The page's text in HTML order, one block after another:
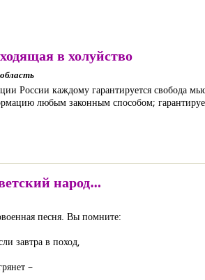
в холуйство
России каждому гарантируется свобода
любым законным способом;
народ…
песня. Вы помните:
завтра в поход,
–